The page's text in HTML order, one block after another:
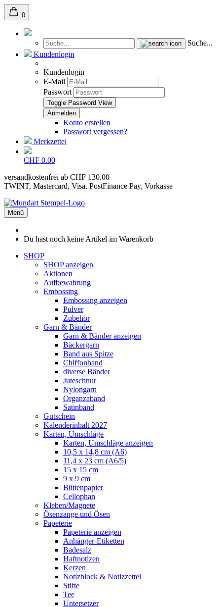
0
Suche...
Kundenlogin
Kundenlogin
E-Mail
Passwort
Toggle Password View
Konto erstellen
Passwort vergessen?
Merkzettel
CHF 0.00
versandkostenfrei ab CHF 130.00
TWINT, Mastercard, Visa, PostFinance Pay, Vorkasse
Menü
Du hast noch keine Artikel im Warenkorb
SHOP
SHOP anzeigen
Aktionen
Aufbewahrung
Embossing
Embossing anzeigen
Pulver
Zubehör
Garn & Bänder
Garn & Bänder anzeigen
Bäckergarn
Band aus Spitze
Chiffonband
diverse Bänder
Juteschnur
Nylongarn
Organzaband
Satinband
Gutschein
Kalenderinhalt 2027
Karten, Umschläge
Karten, Umschläge anzeigen
10,5 x 14,8 cm (A6)
11,4 x 23 cm (A6/5)
15 x 15 cm
9 x 9 cm
Büttenpapier
Cellophan
Kleben/Magnete
Ösenzange und Ösen
Papeterie
Papeterie anzeigen
Anhänger-Etiketten
Badesalz
Haftnotizen
Kerzen
Notizblock & Notizzettel
Stifte
Tee
Untersetzer